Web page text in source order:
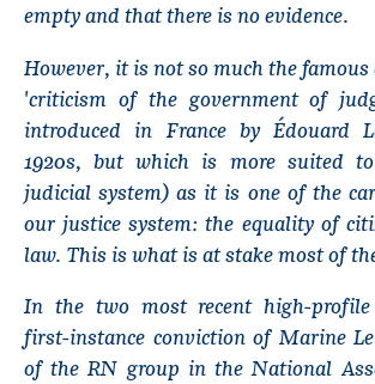
empty and that there is no evidence.
However, it is not so much the
'criticism of the government of
introduced in France by Édouard
1920s, but which is more suited
judicial system) as it is one of the
our justice system: the equality of
law. This is what is at stake most of
In the two most recent high-
first-instance conviction of Marine
of the RN group in the National